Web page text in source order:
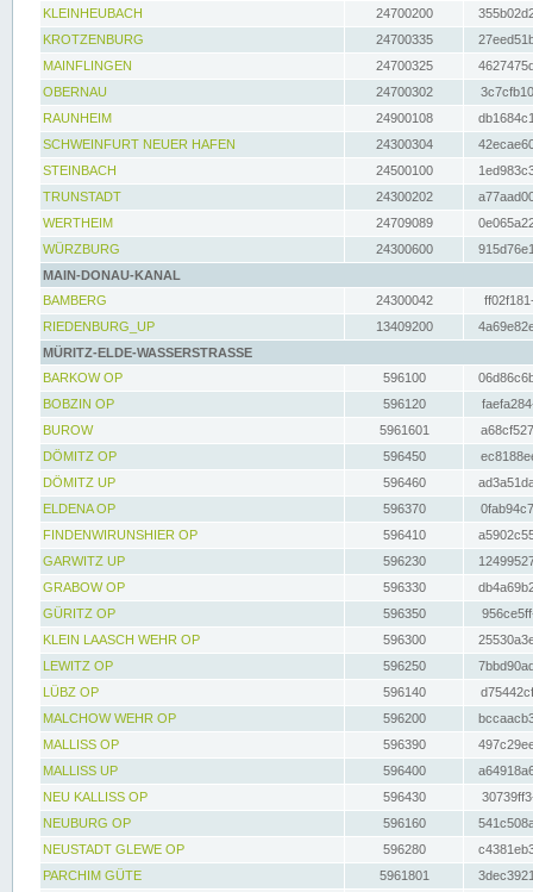
KLEINHEUBACH 24700200
KROTZENBURG
24700335
MAINFLINGEN
24700325
OBERNAU
24700302
RAUNHEIM
24900108
SCHWEINFURT NEUER HAFEN
24300304
STEINBACH
24500100
TRUNSTADT
24300202
WERTHEIM
24709089
WÜRZBURG
24300600
MAIN-DONAU-KANAL
BAMBERG
24300042
RIEDENBURG_UP
13409200
MÜRITZ-ELDE-WASSERSTRASSE
BARKOW OP
596100
BOBZIN OP
596120
BUROW
5961601
DÖMITZ OP
596450
DÖMITZ UP
596460
ELDENA OP
596370
FINDENWIRUNSHIER OP
596410
GARWITZ UP
596230
GRABOW OP
596330
GÜRITZ OP
596350
KLEIN LAASCH WEHR OP
596300
LEWITZ OP
596250
LÜBZ OP
596140
MALCHOW WEHR OP
596200
MALLISS OP
596390
MALLISS UP
596400
NEU KALLISS OP
596430
NEUBURG OP
596160
NEUSTADT GLEWE OP
596280
PARCHIM GÜTE
5961801